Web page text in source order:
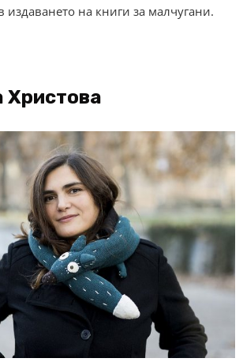
издаването на книги за малчугани.
Христова